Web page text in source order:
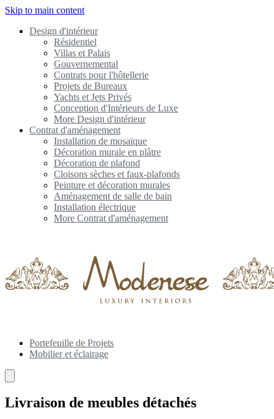
Skip to main content
Design d'intérieur
Résidentiel
Villas et Palais
Gouvernemental
Contrats pour l'hôtellerie
Projets de Bureaux
Yachts et Jets Privés
Conception d'Intérieurs de Luxe
More Design d'intérieur
Contrat d'aménagement
Installation de mosaïque
Décoration murale en plâtre
Décoration de plafond
Cloisons sèches et faux-plafonds
Peinture et décoration murales
Aménagement de salle de bain
Installation électrique
More Contrat d'aménagement
Portefeuille de Projets
Mobilier et éclairage
Livraison de meubles détachés